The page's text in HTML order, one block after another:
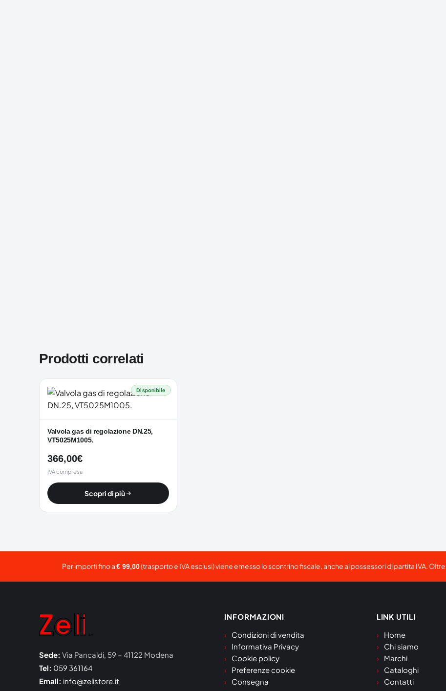
Prodotti correlati
Disponibile
Valvola gas di regolazione DN.25,
VT5025M1005.
366,00€
IVA compresa
Scopri di più
Per importi fino a€ 99,00(trasporto e IVA esclusi) viene emesso lo scontrino fiscale, anche ai possessori di partita IVA. Oltre
Sede: Via Pancaldi, 59 – 41122 Modena
Tel: 059 361164
Email: info@zelistore.it
INFORMAZIONI
Condizioni di vendita
Informativa Privacy
Cookie policy
Preferenze cookie
Consegna
LINK UTILI
Home
Chi siamo
Marchi
Cataloghi
Contatti